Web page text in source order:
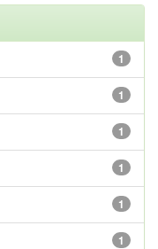
1
1
1
1
1
1